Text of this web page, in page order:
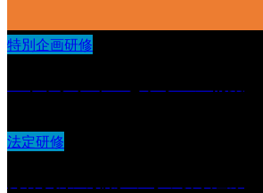
特別企画研修
法定研修